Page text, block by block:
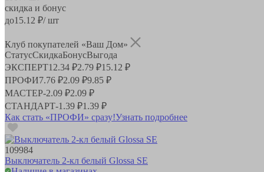
скидка и бонус
до15.12 ₽/ шт
Клуб покупателей «Ваш Дом»
СтатусСкидкаБонусВыгода
ЭКСПЕРТ12.34 ₽2.79 ₽15.12 ₽
ПРОФИ7.76 ₽2.09 ₽9.85 ₽
МАСТЕР-2.09 ₽2.09 ₽
СТАНДАРТ-1.39 ₽1.39 ₽
Как стать «ПРОФИ» сразу!Узнать подробнее
109984
Выключатель 2-кл белый Glossa SE